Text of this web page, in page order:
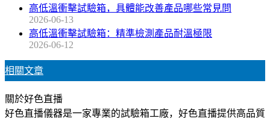
高低溫衝擊試驗箱，具體能改善產品哪些常見問
2026-06-13
高低溫衝擊試驗箱：精準檢測產品耐溫極限
2026-06-12
相關文章
關於好色直播
好色直播儀器是一家專業的試驗箱工廠，好色直播提供高品質